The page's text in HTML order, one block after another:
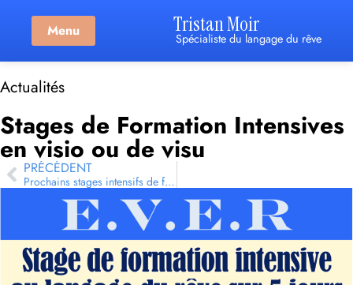
Menu Tristan Moir
Spécialiste du langage du rêve
Actualités
Stages de Formation Intensives
en visio ou de visu
PRÉCÉDENT
Prochains stages intensifs de formation au langage du rêve – juillet 2026